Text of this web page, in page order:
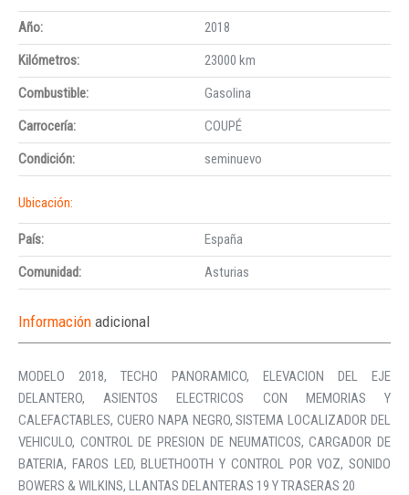
Año:
2018
Kilómetros:
23000 km
Combustible:
Gasolina
Carrocería:
COUPÉ
Condición:
seminuevo
Ubicación:
País:
España
Comunidad:
Asturias
Información adicional
MODELO 2018, TECHO PANORAMICO, ELEVACION DEL EJE
DELANTERO, ASIENTOS ELECTRICOS CON MEMORIAS Y
CALEFACTABLES, CUERO NAPA NEGRO, SISTEMA LOCALIZADOR DEL
VEHICULO, CONTROL DE PRESION DE NEUMATICOS, CARGADOR DE
BATERIA, FAROS LED, BLUETHOOTH Y CONTROL POR VOZ, SONIDO
BOWERS & WILKINS, LLANTAS DELANTERAS 19 Y TRASERAS 20